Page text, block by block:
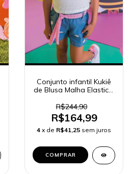
Conjunto infantil Kukiê
de Blusa Malha Elastic e
R$244,90
R$164,99
4 x de R$41,25 sem juros
COMPRAR